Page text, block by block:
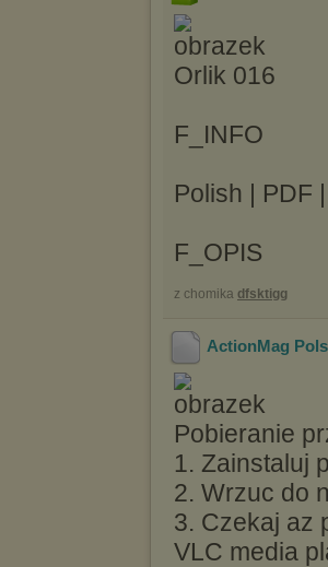
Orlik 016
F_INFO
Polish | PDF
F_OPIS
z chomika dfsktigg
ActionMag
Pobieranie
1. Zainstaluj
2. Wrzuc do
3. Czekaj az
VLC media